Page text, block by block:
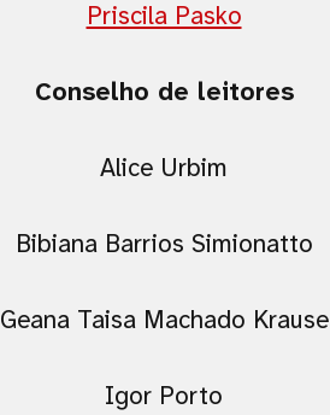
Priscila Pasko
Conselho de leitores
Alice Urbim
Bibiana Barrios Simionatto
Geana Taisa Machado Krause
Igor Porto